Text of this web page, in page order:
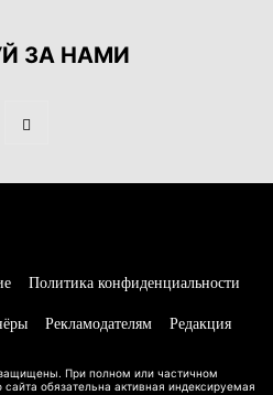
ЗА НАМИ
Политика конфиденциальности
Рекламодателям Редакция
При полном или частичном
обязательна активная индексируемая